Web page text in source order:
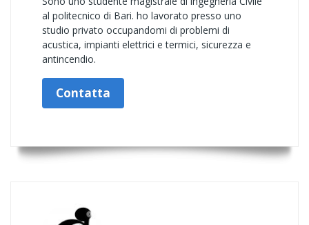
al politecnico di Bari. ho lavorato presso uno
studio privato occupandomi di problemi di
acustica, impianti elettrici e termici, sicurezza e
antincendio.
Contatta